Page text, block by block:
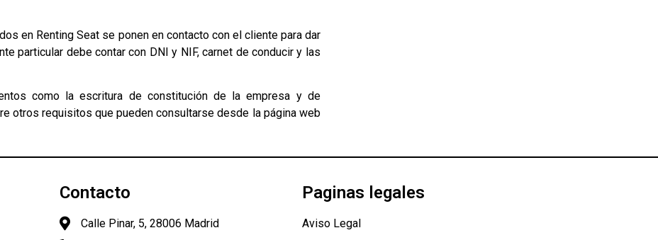
en Renting Seat se ponen en contacto con el cliente para dar
particular debe contar con DNI y NIF, carnet de conducir y las
como la escritura de constitución de la empresa y de
otros requisitos que pueden consultarse desde la página web
Contacto
Calle Pinar, 5, 28006 Madrid
Paginas legales
Aviso Legal